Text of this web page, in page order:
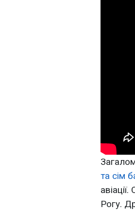
та сім
Рогу.